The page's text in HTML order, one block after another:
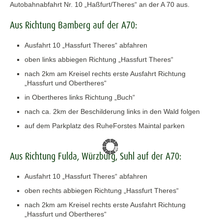
Autobahnabfahrt Nr. 10 „Haßfurt/Theres“ an der A 70 aus.
Aus Richtung Bamberg auf der A70:
Ausfahrt 10 „Hassfurt Theres“ abfahren
oben links abbiegen Richtung „Hassfurt Theres“
nach 2km am Kreisel rechts erste Ausfahrt Richtung
„Hassfurt und Obertheres“
in Obertheres links Richtung „Buch“
nach ca. 2km der Beschilderung links in den Wald folgen
auf dem Parkplatz des RuheForstes Maintal parken
Aus Richtung Fulda, Würzburg, Suhl auf der A70:
Ausfahrt 10 „Hassfurt Theres“ abfahren
oben rechts abbiegen Richtung „Hassfurt Theres“
nach 2km am Kreisel rechts erste Ausfahrt Richtung
„Hassfurt und Obertheres“